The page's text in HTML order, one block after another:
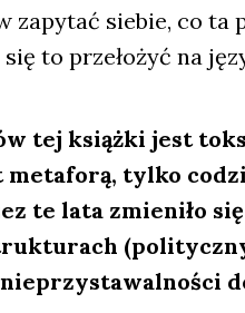
sie­bie, co ta
to prze­ło­żyć na
tej książ­ki jest
meta­fo­rą, tyl­ko
te lata zmie­ni­ło